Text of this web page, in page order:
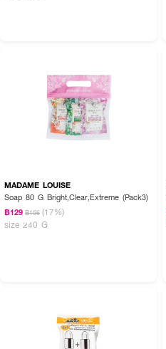
MADAME LOUISE
Soap 80 G Bright,Clear,Extreme (Pack3)
฿129 ฿156 (17%)
size 240 G